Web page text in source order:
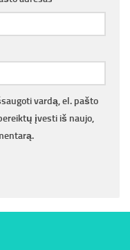
vardą, el. pašto
įvesti iš naujo,